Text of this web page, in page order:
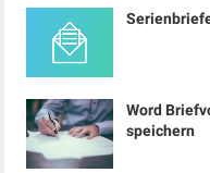
Word
speichern